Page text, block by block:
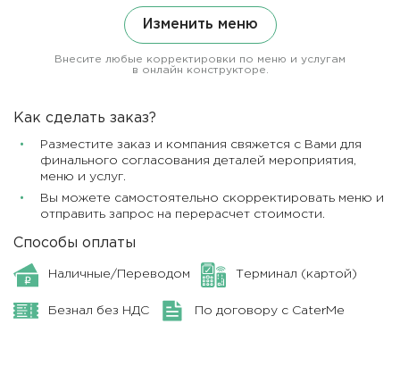
Изменить меню
Внесите любые корректировки по меню и услугам
в онлайн конструкторе.
Как сделать заказ?
Разместите заказ и компания свяжется с Вами для
финального согласования деталей мероприятия,
меню и услуг.
Вы можете самостоятельно скорректировать меню и
отправить запрос на перерасчет стоимости.
Способы оплаты
Наличные/Переводом Терминал (картой)
Безнал без НДС По договору с CaterMe